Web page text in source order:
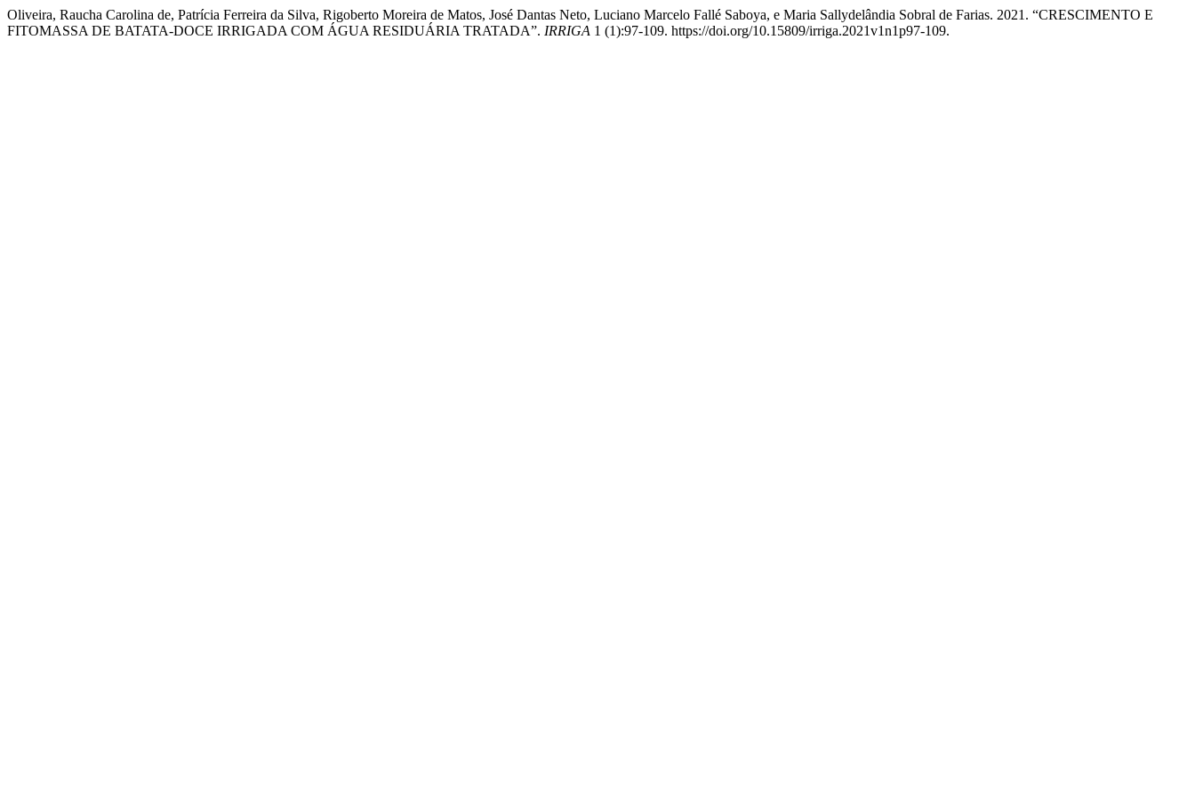
Oliveira, Raucha Carolina de, Patrícia Ferreira da Silva, Rigoberto Moreira de Matos, José Dantas Neto, Luciano Marcelo Fallé Saboya, e Maria Sallydelândia Sobral de Farias. 2021. “CRESCIMENTO E
FITOMASSA DE BATATA-DOCE IRRIGADA COM ÁGUA RESIDUÁRIA TRATADA”. IRRIGA 1 (1):97-109. https://doi.org/10.15809/irriga.2021v1n1p97-109.